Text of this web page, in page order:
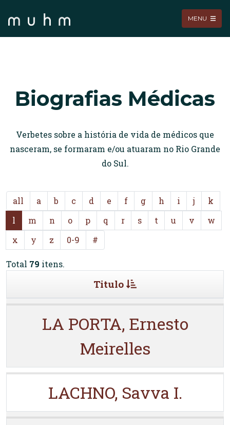
MENU
Biografias Médicas
Verbetes sobre a história de vida de médicos que
nasceram, se formaram e/ou atuaram no Rio Grande
do Sul.
all a b c d e f g h i j
k
l
m n o p q r s t u v
w
x
y z 0-9 #
Total 79 itens.
Titulo
LA PORTA, Ernesto
Meirelles
LACHNO, Savva I.